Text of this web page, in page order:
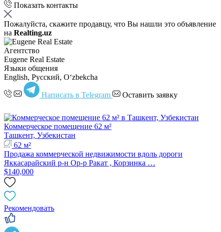
Показать контакты
Пожалуйста, скажите продавцу, что Вы нашли это объявление
на Realting.uz
Агентство
Eugene Real Estate
Языки общения
English, Русский, Oʻzbekcha
Написать в Telegram Оставить заявку
Коммерческое помещение 62 м²
Ташкент, Узбекистан
62 м²
Продажа коммерческой недвижимости вдоль дороги
Яккасарайский р-н Ор-р Ракат , Корзинка …
$140,000
Рекомендовать